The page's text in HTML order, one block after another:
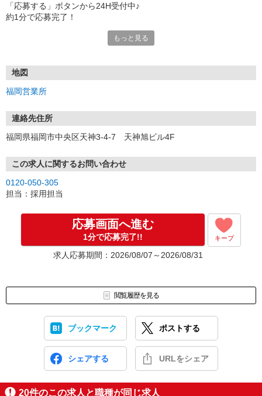
「応募する」ボタンから24H受付中♪
約1分で応募完了！
①応募から3営業日を目安に、メールorお電話でご連絡します。
★スマホでWEB面接（LINEなど）・出張面接・事務所面接と選べま
す
③面接実施（履歴書不要）
※ご希望があれば、職場見学の調整もOKです！
お気軽にご応募ください♪
もっと見る
地図
福岡営業所
連絡先住所
福岡県福岡市中央区天神3-4-7 天神旭ビル4F
この求人に関するお問い合わせ
0120-050-305
担当：採用担当
応募画面へ進む
1分で応募完了!! キープ
求人応募期間：2026/08/07～2026/08/31
閲覧履歴を見る
ブックマーク ポストする
シェアする URLをシェア
20件のこの求人と職種が同じ求人